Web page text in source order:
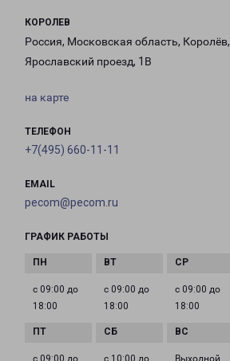
КОРОЛЕВ
Россия, Московская область, Королёв,
Ярославский проезд, 1В
на карте
ТЕЛЕФОН
+7(495) 660-11-11
EMAIL
pecom@pecom.ru
ГРАФИК РАБОТЫ
с 09:00 до
18:00
с 09:00 до
18:00
с 09:00 до
18:00